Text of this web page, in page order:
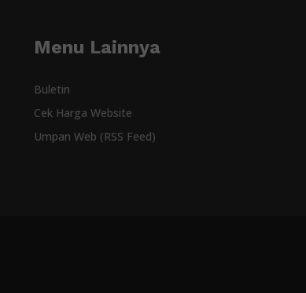
Menu Lainnya
Buletin
Cek Harga Website
Umpan Web (RSS Feed)